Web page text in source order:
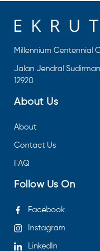
Millennium Centennial
Jalan Jendral
12920
About Us
About
Contact Us
FAQ
Follow Us On
Facebook
Instagram
LinkedIn